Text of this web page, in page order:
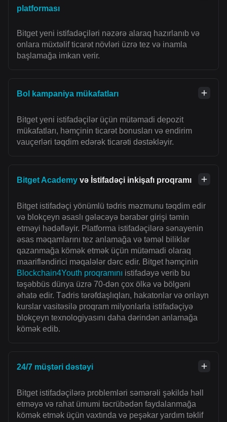
platforması
Bitget yeni istifadəçiləri nəzərə alaraq hazırlanıb və
onlara müxtəlif ticarət növləri üzrə tez və inamla
başlamağa imkan verir.
Bol kampaniya mükafatları
Bitget yeni istifadəçilər üçün mütəmadi depozit
mükafatları, həmçinin ticarət bonusları və endirim
vauçerləri təqdim edərək ticarəti dəstəkləyir.
Bitget Academy və İstifadəçi inkişafı proqramı
Bitget istifadəçi yönümlü tədris məzmunu təqdim edir
və blokçeyn əsaslı gələcəyə bərabər girişi təmin
etməyi hədəfləyir. Platforma istifadəçilərə sənayenin
əsas məqamlarını tez anlamağa və təməl biliklər
qazanmağa kömək etmək üçün mütəmadi olaraq
maarifləndirici məqalələr dərc edir. Bitget həmçinin
Blockchain4Youth proqramını istifadəyə verib bu
təşəbbüs dünya üzrə 70-dən çox ölkə və bölgəni
əhatə edir. Tədris tərəfdaşlıqları, hakatonlar və onlayn
kurslar vasitəsilə proqram milyonlarla istifadəçiyə
blokçeyn texnologiyasını daha dərindən anlamağa
kömək edib.
24/7 müştəri dəstəyi
Bitget istifadəçilərə problemləri səmərəli şəkildə həll
etməyə və rahat ümumi təcrübədən faydalanmağa
kömək etmək üçün vaxtında və peşəkar yardım təklif